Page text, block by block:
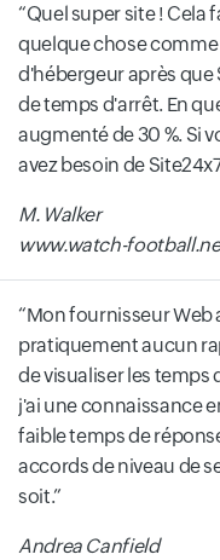
Quel super site ! Cela
quelque chose comme
d'hébergeur après que
de temps d'arrêt. En
augmenté de 30 %. Si
avez besoin de
M. Walker
www.watch-
Mon fournisseur Web
pratiquement aucun
de visualiser les
j'ai une connaissance
faible temps de
accords de niveau de
soit.
Andrea Canfield